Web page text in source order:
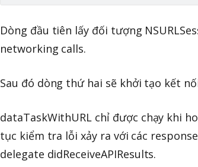
Dòng đầu tiên lấy đối tượng
networking calls.
Sau đó dòng thứ hai sẽ khởi tạo kết
dataTaskWithURL chỉ được chạy khi
tục kiểm tra lỗi xảy ra với các
delegate didReceiveAPIResults.